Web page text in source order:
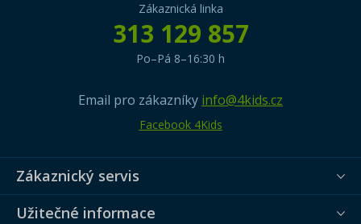
Zákaznická linka
313 129 857
Po–Pá 8–16:30 h
Email pro zákazníky info@4kids.cz
Facebook 4Kids
Zákaznický servis
Užitečné informace